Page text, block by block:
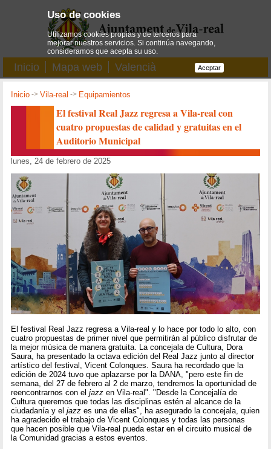
Inicio Mapa web Valencià
Inicio ->Vila-real -> Equipamientos
El festival Real Jazz regresa a Vila-real con
cuatro propuestas de calidad y gratuitas en el
Auditorio Municipal
lunes, 24 de febrero de 2025
El festival Real Jazz regresa a Vila-real y lo hace por todo lo alto, con
cuatro propuestas de primer nivel que permitirán al público disfrutar de
la mejor música de manera gratuita. La concejala de Cultura, Dora
Saura, ha presentado la octava edición del Real Jazz junto al director
artístico del festival, Vicent Colonques. Saura ha recordado que la
edición de 2024 tuvo que aplazarse por la DANA, "pero este fin de
semana, del 27 de febrero al 2 de marzo, tendremos la oportunidad de
reencontrarnos con eljazz en Vila-real". "Desde la Concejalía de
Cultura queremos que todas las disciplinas estén al alcance de la
ciudadanía y eljazz es una de ellas", ha asegurado la concejala, quien
ha agradecido el trabajo de Vicent Colonques y todas las personas
que hacen posible que Vila-real pueda estar en el circuito musical de
la Comunidad gracias a estos eventos.
Uso de cookies
Utilizamos cookies propias y de terceros para
mejorar nuestros servicios. Si continúa navegando,
consideramos que acepta su uso.
Aceptar